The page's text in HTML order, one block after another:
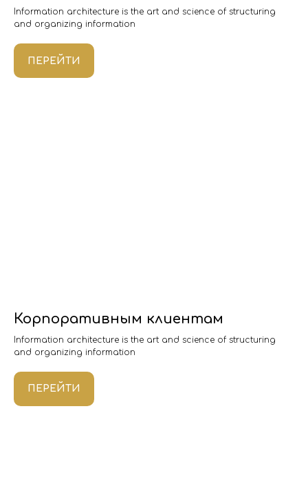
Information architecture is the art and science of structuring
and organizing information
ПЕРЕЙТИ
Корпоративным клиентам
Information architecture is the art and science of structuring
and organizing information
ПЕРЕЙТИ